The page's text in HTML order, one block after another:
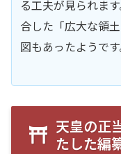
る工夫が見られま
合した「広大な領
図もあったようです
天皇の正
たした編